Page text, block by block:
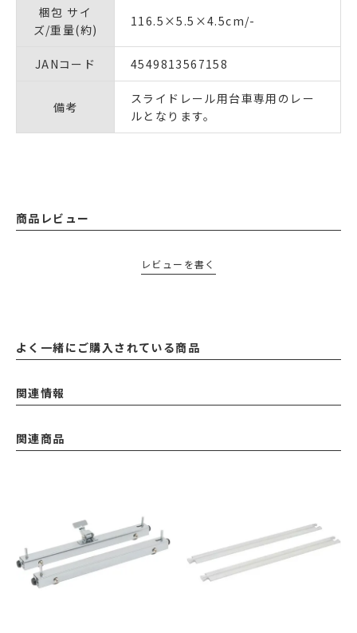
梱包 サイ
ズ/重量(約)
116.5×5.5×4.5cm/-
JANコード 4549813567158
備考
スライドレール用台車専用のレー
ルとなります。
商品レビュー
レビューを書く
よく一緒にご購入されている商品
関連情報
関連商品